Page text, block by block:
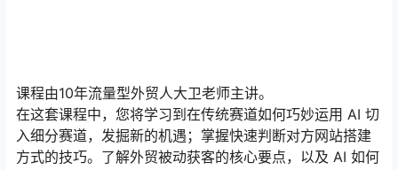
课程由10年流量型外贸人大卫老师主讲。
在这套课程中，您将学习到在传统赛道如何巧妙运用 AI 切
入细分赛道，发掘新的机遇；掌握快速判断对方网站搭建
方式的技巧。了解外贸被动获客的核心要点，以及 AI 如何